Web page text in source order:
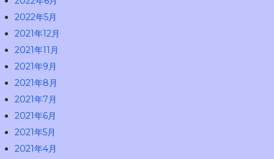
2022年5月
2021年12月
2021年11月
2021年9月
2021年8月
2021年7月
2021年6月
2021年5月
2021年4月